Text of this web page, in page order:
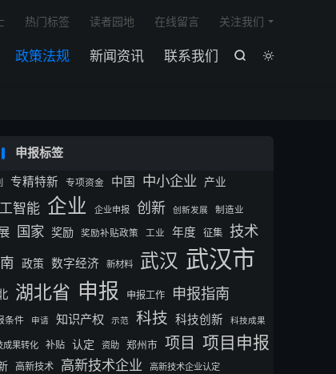


政策法规 新闻资讯 联系我们
热门标签 读者园地 在线留言 关注我们
申报标签
专精特新 专项资金 中国 中小企业 产业
智能 企业 企业申报 创新 创新发展 制造业
国家 奖励 奖励补贴政策 工业 年度 征集 技术
政策 数字经济 新材料 武汉 武汉市
湖北省 申报 申报工作 申报指南
条件 申请 知识产权 示范 科技 科技创新 科技成果
成果转化 补贴 认定 资助 郑州市 项目 项目申报
高新技术 高新技术企业 高新技术企业认定